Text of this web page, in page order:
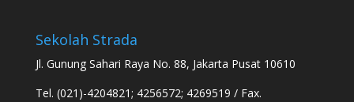
Sekolah Strada
Jl. Gunung Sahari Raya No. 88, Jakarta Pusat 10610
Tel. (021)-4204821; 4256572; 4269519 / Fax.